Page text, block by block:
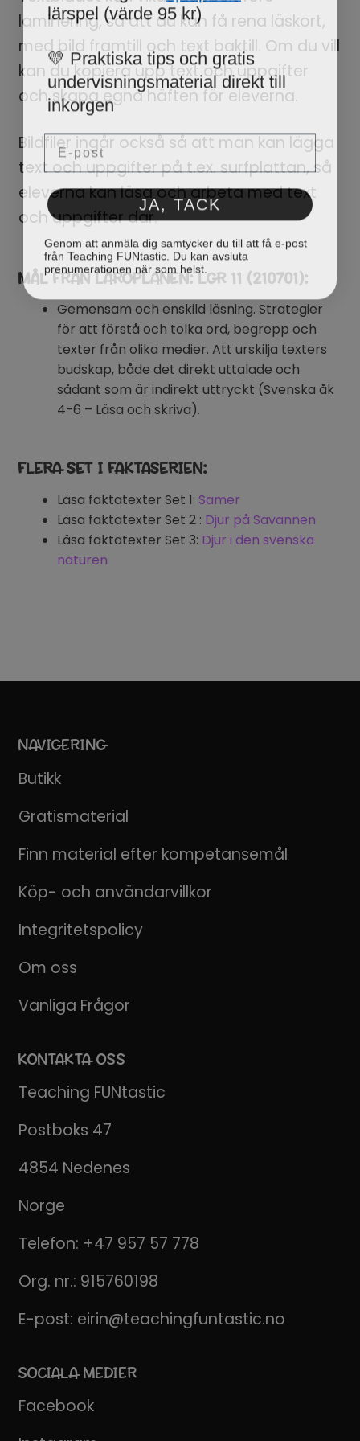
laminering, så att du kan få rena läskort,
med bild framtill och text baktill. Om du vill
kan du kopiera upp text och uppgifter
och skapa egna häften för eleverna.
Bildfiler ingår också så att man kan lägga
text och uppgifter på t.ex. surfplattan, så
eleverna kan läsa och arbeta med text
och uppgifter där.
MÅL FRÅN LÄROPLANEN: LGR 11 (210701):
Gemensam och enskild läsning. Strategier
för att förstå och tolka ord, begrepp och
texter från olika medier. Att urskilja texters
budskap, både det direkt uttalade och
sådant som är indirekt uttryckt (Svenska åk
4-6 – Läsa och skriva).
FLERA SET I FAKTASERIEN:
Läsa faktatexter Set 1: Samer
Läsa faktatexter Set 2 : Djur på Savannen
Läsa faktatexter Set 3: Djur i den svenska
naturen
NAVIGERING
Butikk
Gratismaterial
Finn material efter kompetansemål
Köp- och användarvillkor
Integritetspolicy
Om oss
Vanliga Frågor
KONTAKTA OSS
Teaching FUNtastic
Postboks 47
4854 Nedenes
Norge
Telefon: +47 957 57 778
Org. nr.: 915760198
E-post: eirin@teachingfuntastic.no
SOCIALA MEDIER
Facebook
💛 Praktiska tips och gratis
undervisningsmaterial direkt till
inkorgen
JA, TACK
från Teaching FUNtastic. Du kan avsluta
prenumerationen när som helst.